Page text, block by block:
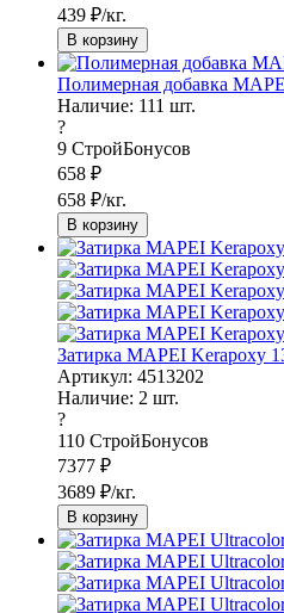
439 ₽/кг.
В корзину
Полимерная добавка
Наличие: 111 шт.
?
9 СтройБонусов
658 ₽
658 ₽/кг.
В корзину
Затирка MAPEI Kerapoxy
Артикул: 4513202
Наличие: 2 шт.
?
110 СтройБонусов
7377 ₽
3689 ₽/кг.
В корзину